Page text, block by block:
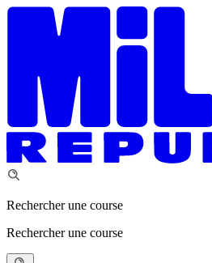
Rechercher une course
Rechercher une course